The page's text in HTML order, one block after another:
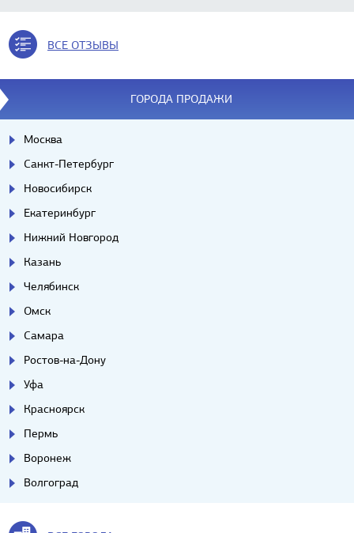
ВСЕ ОТЗЫВЫ
ГОРОДА ПРОДАЖИ
Москва
Санкт-Петербург
Новосибирск
Екатеринбург
Нижний Новгород
Казань
Челябинск
Омск
Самара
Ростов-на-Дону
Уфа
Красноярск
Пермь
Воронеж
Волгоград